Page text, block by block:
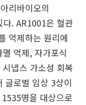
리바이오의
. AR1001은 혈관
억제하는 원리에
억제, 자가포식
냅스 가소성 회복
글로벌 임상 3상이
1535명을 대상으로